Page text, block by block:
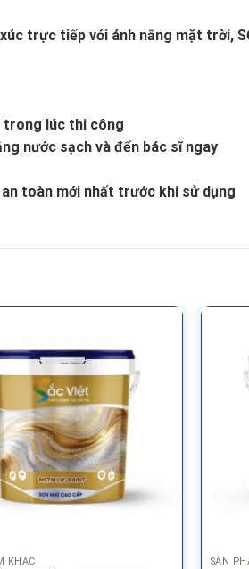
trực tiếp với ánh nắng mặt trời,
trong lúc thi công
nước sạch và đến bác sĩ ngay
toàn mới nhất trước khi sử dụng
KHÁC SẢN